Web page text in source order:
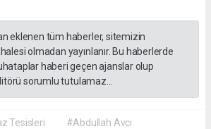
eklenen tüm haberler, sitemizin
olmadan yayınlanır. Bu haberlerde
haberi geçen ajanslar olup
sorumlu tutulamaz...
Tesisleri
#Abdullah Avcı